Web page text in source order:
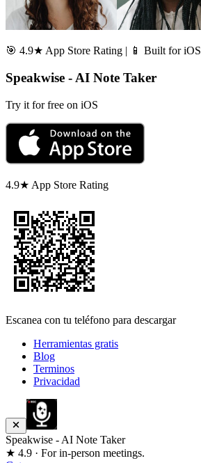
🎯 4.9★ App Store Rating | 📱 Built for iOS
Speakwise - AI Note Taker
Try it for free on iOS
4.9★ App Store Rating
Escanea con tu teléfono para descargar
Herramientas gratis
Blog
Terminos
Privacidad
Speakwise - AI Note Taker
★ 4.9 · For in-person meetings.